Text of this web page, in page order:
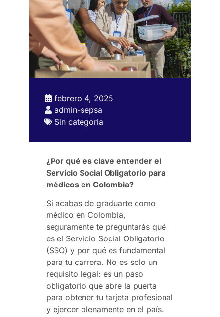
febrero 4, 2025
admin-sepsa
Sin categoria
¿Por qué es clave entender el
Servicio Social Obligatorio para
médicos en Colombia?
Si acabas de graduarte como
médico en Colombia,
seguramente te preguntarás qué
es el Servicio Social Obligatorio
(SSO) y por qué es fundamental
para tu carrera. No es solo un
requisito legal: es un paso
obligatorio que abre la puerta
para obtener tu tarjeta profesional
y ejercer plenamente en el país.